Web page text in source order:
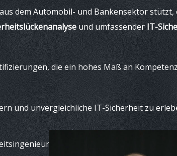
dem Automobil- und Bankensektor
und umfassenderIT-
die ein hohes Maß an
und unvergleichliche IT-Sicherheit zu